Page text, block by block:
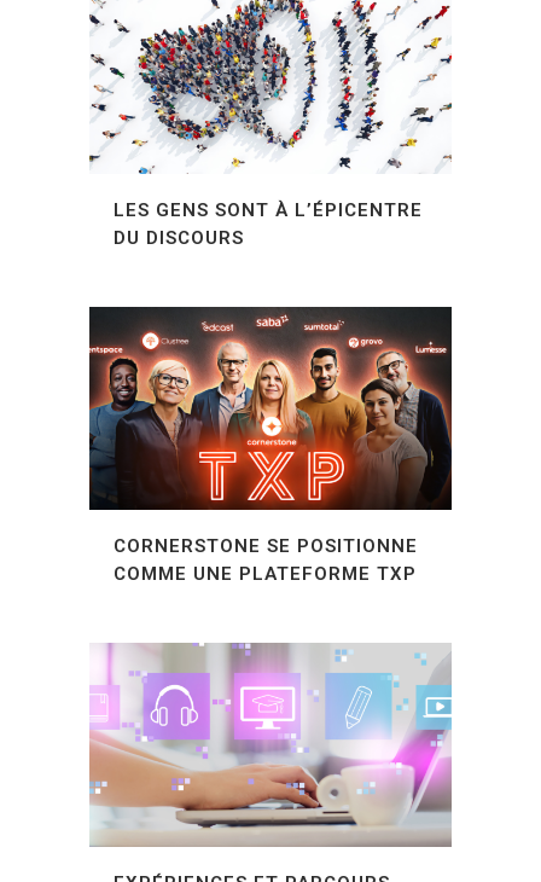
LES GENS SONT À L’ÉPICENTRE
DU DISCOURS
CORNERSTONE SE POSITIONNE
COMME UNE PLATEFORME TXP